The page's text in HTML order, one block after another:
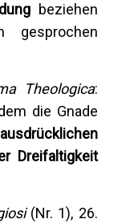
beziehen
Theologica:
die Gnade
ausdrücklichen
Dreifaltigkeit
(Nr. 1), 26.